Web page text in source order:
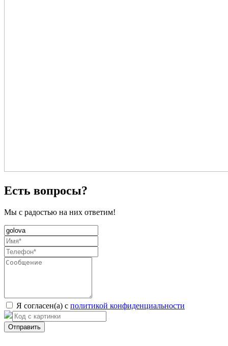
Есть вопросы?
Мы с радостью на них ответим!
Я согласен(а) с политикой конфиденциальности
Отправить